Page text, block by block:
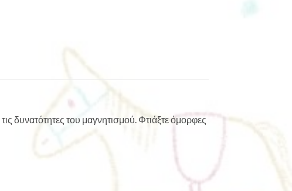
δυνατότητες του μαγνητισμού. Φτιάξτε όμορφες